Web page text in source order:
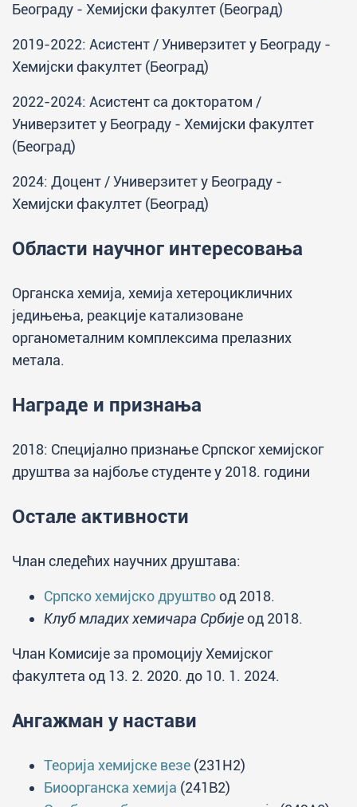
Београду - Хемијски факултет (Београд)
2019-2022: Асистент / Универзитет у Београду -
Хемијски факултет (Београд)
2022-2024: Асистент са докторатом /
Универзитет у Београду - Хемијски факултет
(Београд)
2024: Доцент / Универзитет у Београду -
Хемијски факултет (Београд)
Области научног интересовања
Органска хемија, хемија хетероцикличних
једињења, реакције катализоване
органометалним комплексима прелазних
метала.
Награде и признања
2018: Специјално признање Српског хемијског
друштва за најбоље студенте у 2018. години
Остале активности
Члан следећих научних друштава:
Српско хемијско друштвоод 2018.
Клуб младих хемичара Србијеод 2018.
Члан Комисије за промоцију Хемијског
факултета од 13. 2. 2020. до 10. 1. 2024.
Ангажман у настави
Теорија хемијске везе (231H2)
Биоорганска хемија (241B2)